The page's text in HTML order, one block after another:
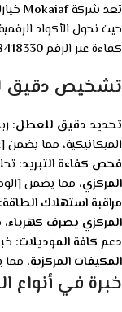
تعد شركةMokaiaf
حيث نحول الأكواد
كفاءة عبر الرقم
تشخيص دقيق
تحديد دقيق للعطل:
الميكانيكية، مما
فحص كفاءة التبريد:
المركزي، مما يضمن
مراقبة استهلاك الطاقة:
المركزي يصرف كهرباء
دعم كافة الموديلات:
المكيفات المركزية، مما
خبرة في أنواع